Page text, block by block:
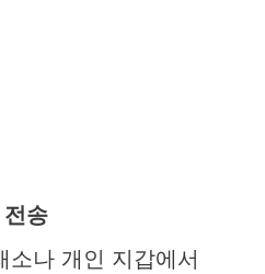
송
소나 개인 지갑에서